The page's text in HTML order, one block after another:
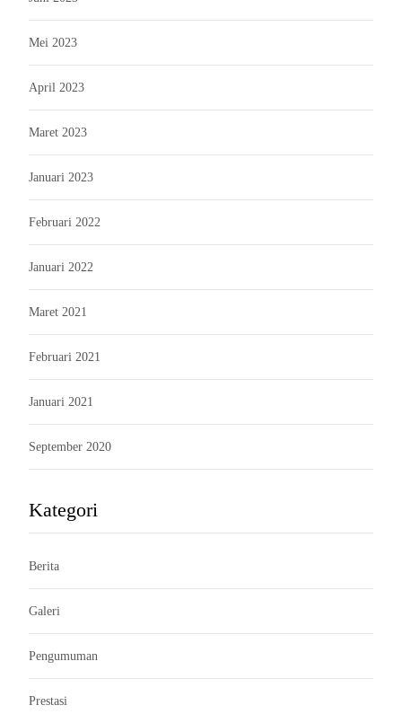
Mei 2023
April 2023
Maret 2023
Januari 2023
Februari 2022
Januari 2022
Maret 2021
Februari 2021
Januari 2021
September 2020
Kategori
Berita
Galeri
Pengumuman
Prestasi